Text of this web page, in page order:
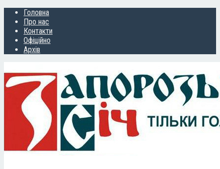
Головна
Про нас
Контакти
Офіційно
Архів